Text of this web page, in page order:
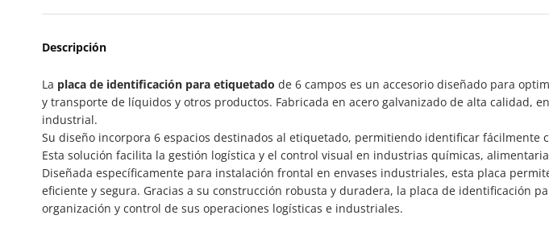
Descripción
La placa de identificación para etiquetado de 6 campos es un accesorio diseñado para
y transporte de líquidos y otros productos. Fabricada en acero galvanizado de alta calidad,
industrial.
Su diseño incorpora 6 espacios destinados al etiquetado, permitiendo identificar
Esta solución facilita la gestión logística y el control visual en industrias químicas,
Diseñada específicamente para instalación frontal en envases industriales, esta placa
eficiente y segura. Gracias a su construcción robusta y duradera, la placa de identificación
organización y control de sus operaciones logísticas e industriales.